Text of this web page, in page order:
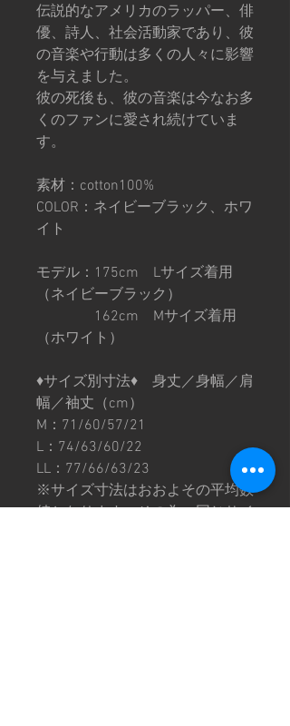
伝説的なアメリカのラッパー、俳
優、詩人、社会活動家であり、彼
の音楽や行動は多くの人々に影響
を与えました。
彼の死後も、彼の音楽は今なお多
くのファンに愛され続けていま
す。
素材：cotton100%
COLOR：ネイビーブラック、ホワ
イト
モデル：175cm Lサイズ着用
（ネイビーブラック）
162cm Mサイズ着用
（ホワイト）
♦︎サイズ別寸法♦︎ 身丈／身幅／肩
幅／袖丈（cm）
M：71/60/57/21
L：74/63/60/22
LL：77/66/63/23
※サイズ寸法はおおよその平均数
値となります。その為、同じサイ